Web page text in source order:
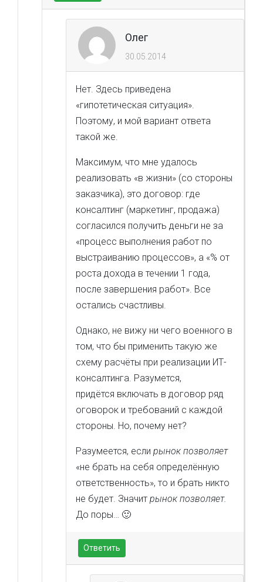
Олег
30.05.2014
Нет. Здесь приведена
«гипотетическая ситуация».
Поэтому, и мой вариант ответа
такой же.
Максимум, что мне удалось
реализовать «в жизни» (со стороны
заказчика), это договор: где
консалтинг (маркетинг, продажа)
согласился получить деньги не за
«процесс выполнения работ по
выстраиванию процессов», а «% от
роста дохода в течении 1 года,
после завершения работ». Все
остались счастливы.
Однако, не вижу ни чего военного в
том, что бы применить такую же
схему расчёты при реализации ИТ-
консалтинга. Разумется,
придётся включать в договор ряд
оговорок и требований с каждой
стороны. Но, почему нет?
Разумеется, если рынок позволяет
«не брать на себя определённую
ответственность», то и брать никто
не будет. Значит рынок позволяет.
До поры… 🙂
Ответить